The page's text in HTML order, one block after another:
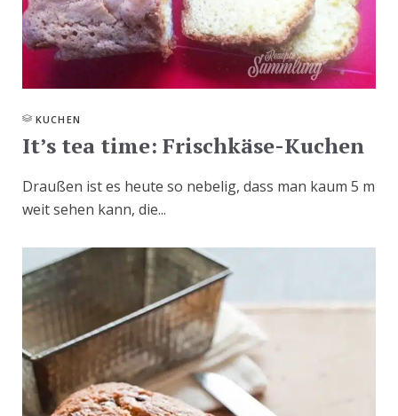
KUCHEN
It’s tea time: Frischkäse-Kuchen
Draußen ist es heute so nebelig, dass man kaum 5 m
weit sehen kann, die...